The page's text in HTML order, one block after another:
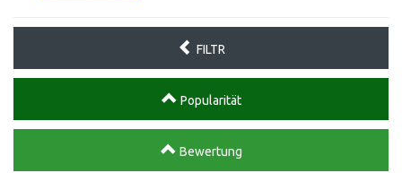
FILTR
Popularität
Bewertung